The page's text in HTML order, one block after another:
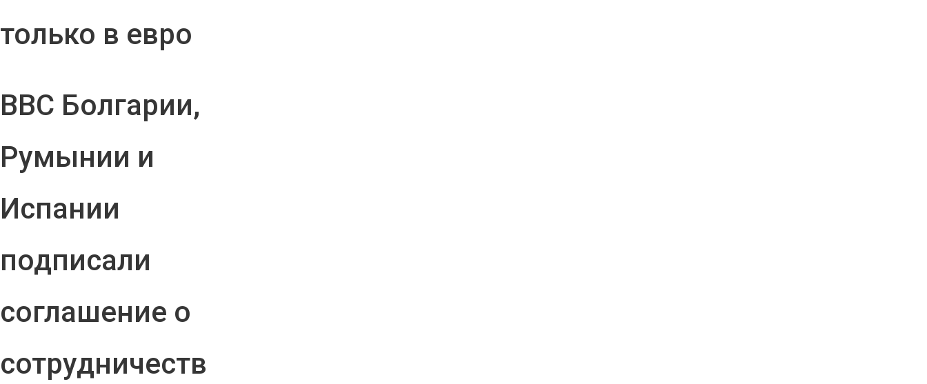
только в евро
ВВС Болгарии,
Румынии и
Испании
подписали
соглашение о
сотрудничеств